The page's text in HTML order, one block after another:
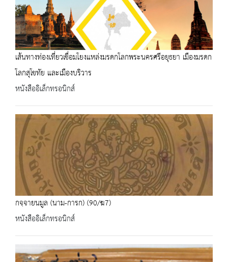
เส้นทางท่องเที่ยวเชื่อมโยงแหล่งมรดกโลกพระนครศรีอยุธยา เมืองมรดก
โลกสุโขทัย และเมืองบริวาร
หนังสืออิเล็กทรอนิกส์
กจฺจายนมูล (นาม-การก) (90/ฆ7)
หนังสืออิเล็กทรอนิกส์